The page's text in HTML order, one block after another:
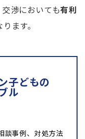
渉においても有利
ます。
子どもの
ル
談事例、対処方法